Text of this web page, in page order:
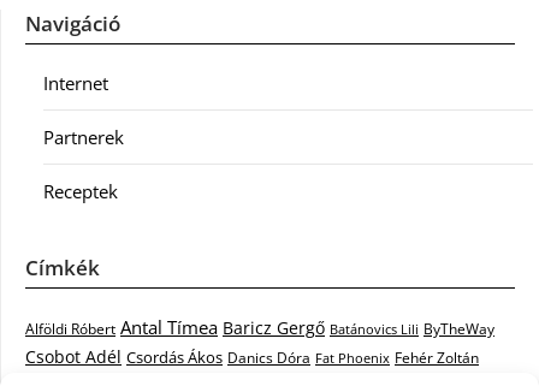
Navigáció
Internet
Partnerek
Receptek
Címkék
Alföldi Róbert Antal Tímea Baricz Gergő Batánovics Lili ByTheWay
Csobot Adél Csordás Ákos Danics Dóra Fat Phoenix Fehér Zoltán